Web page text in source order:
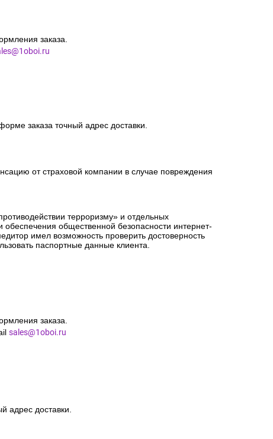
заказа.
заказа точный адрес доставки.
от страховой компании в случае повреждения
терроризму» и отдельных
общественной безопасности интернет-
имел возможность проверить достоверность
паспортные данные клиента.
заказа.
sales@1oboi.ru
адрес доставки.